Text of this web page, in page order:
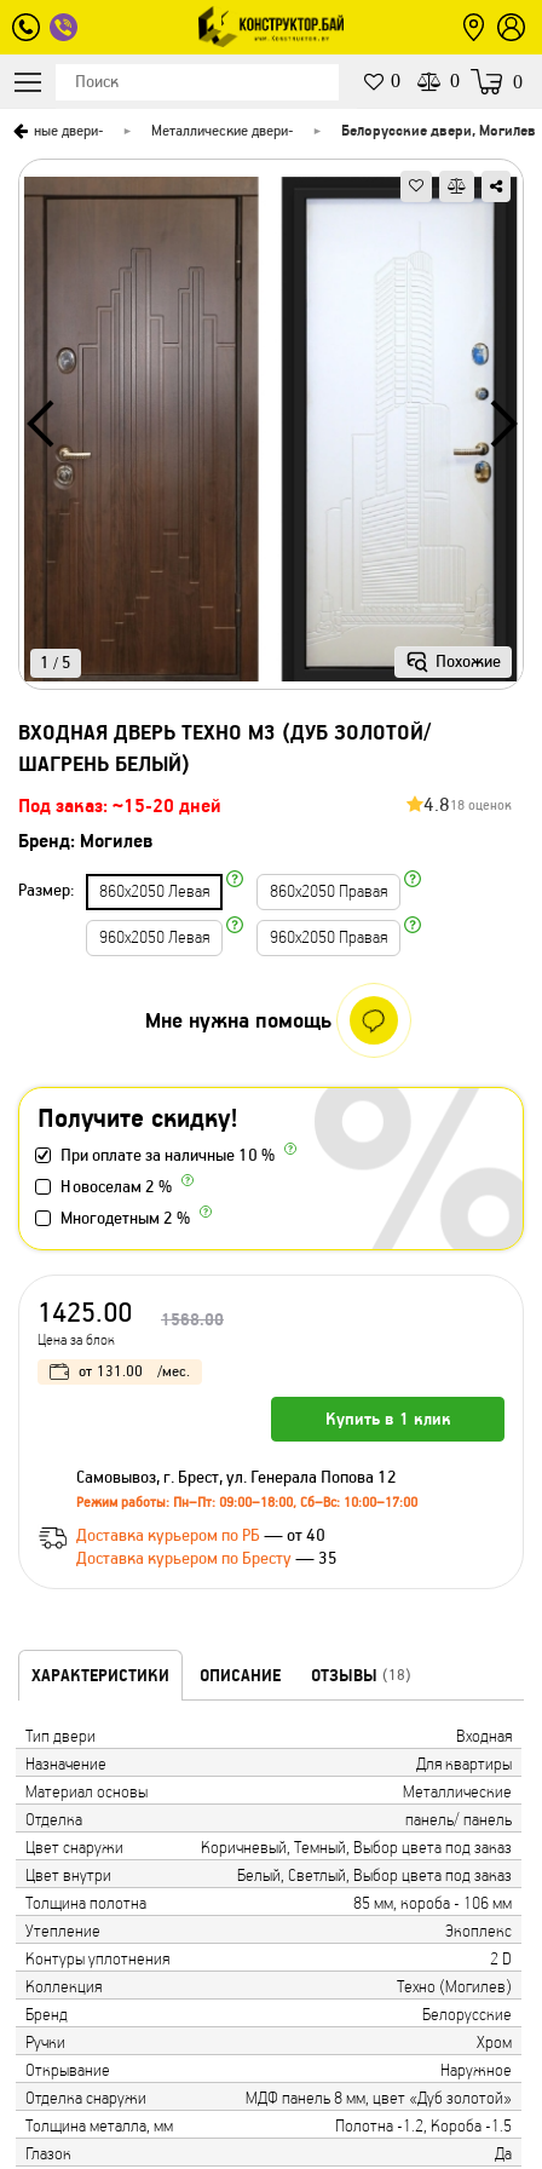
0 0 0
Входные двери- Металлические двери- Белорусские двери, Могилев
Похожие
1 / 5
ВХОДНАЯ ДВЕРЬ ТЕХНО М3 (ДУБ ЗОЛОТОЙ/
ШАГРЕНЬ БЕЛЫЙ)
Под заказ: ~15-20 дней 4.818 оценок
Бренд: Могилев
Размер: 860х2050 Левая 860х2050 Правая
960х2050 Левая 960х2050 Правая
Получите скидку!
При оплате за наличные 10 %
Новоселам 2 %
Многодетным 2 %
Мне нужна помощь
1425.00 1568.00
Цена за блок
от 131.00 /мес.
Купить в 1 клик
Самовывоз, г. Брест, ул. Генерала Попова 12
Режим работы: Пн–Пт: 09:00–18:00, Сб–Вс: 10:00–17:00
Доставка курьером по РБ — от 40
Доставка курьером по Бресту— 35
ХАРАКТЕРИСТИКИ ОПИСАНИЕ ОТЗЫВЫ (18)
Тип двери
Входная
Назначение
Для квартиры
Материал основы
Металлические
Отделка
панель/ панель
Цвет снаружи
Коричневый, Темный, Выбор цвета под заказ
Цвет внутри
Белый, Светлый, Выбор цвета под заказ
Толщина полотна
85 мм, короба - 106 мм
Утепление
Экоплекс
Контуры уплотнения
2 D
Коллекция
Техно (Могилев)
Бренд
Белорусские
Ручки
Хром
Открывание
Наружное
Отделка снаружи
МДФ панель 8 мм, цвет «Дуб золотой»
Толщина металла, мм
Полотна -1.2, Короба -1.5
Глазок
Да